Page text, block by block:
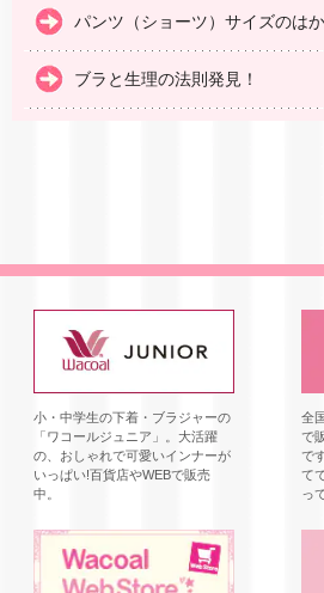
パンツ（ショーツ）サイズのは
ブラと生理の法則発見！
小・中学生の下着・ブラジャーの
「ワコールジュニア」。大活躍
の、おしゃれで可愛いインナーが
いっぱい!百貨店やWEBで販売
中。
全
で
で
て
っ